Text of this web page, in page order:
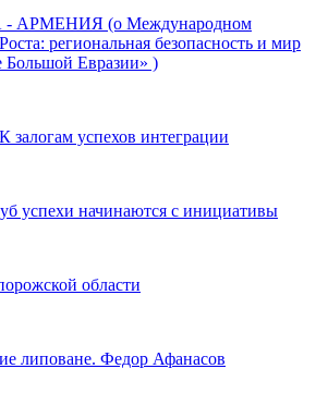
АРМЕНИЯ (о Международном
региональная безопасность и мир
Большой Евразии» )
успехов интеграции
успехи начинаются с инициативы
области
липоване. Федор Афанасов